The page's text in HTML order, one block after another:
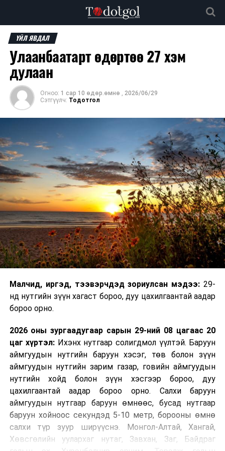
ҮЙЛ ЯВДАЛ
Улаанбаатарт өдөртөө 27 хэм
дулаан
Огноо: 1 сар 10 өдөр.өмнө , 2026/06/29
Сэтгүүлч: Тодотгол
Малчид, иргэд, тээвэрчдэд зориулсан мэдээ: 29-
нд нутгийн зүүн хагаст бороо, дуу цахилгаантай аадар
бороо орно.
2026 оны зургаадугаар сарын 29-ний 08 цагаас 20
цаг хүртэл: Ихэнх нутгаар солигдмол үүлтэй. Баруун
аймгуудын нутгийн баруун хэсэг, төв болон зүүн
аймгуудын нутгийн зарим газар, говийн аймгуудын
нутгийн хойд болон зүүн хэсгээр бороо, дуу
цахилгаантай аадар бороо орно. Салхи баруун
аймгуудын нутгаар баруун өмнөөс, бусад нутгаар
баруун хойноос секундэд 5-10 метр, борооны өмнө
салхи түр зуур ширүүснэ. Монгол-Алтай, Хангай,
Хөвсгөлийн уулархаг нутаг, Завхан, Заг, Байдраг